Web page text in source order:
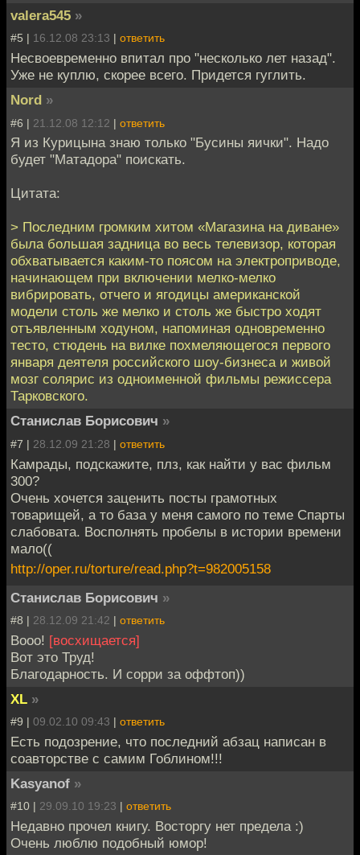
valera545 »
#5 | 16.12.08 23:13 | ответить
Несвоевременно впитал про "несколько лет назад".
Уже не куплю, скорее всего. Придется гуглить.
Nord »
#6 | 21.12.08 12:12 | ответить
Я из Курицына знаю только "Бусины яички". Надо
будет "Матадора" поискать.
Цитата:
> Последним громким хитом «Магазина на диване»
была большая задница во весь телевизор, которая
обхватывается каким-то поясом на электроприводе,
начинающем при включении мелко-мелко
вибрировать, отчего и ягодицы американской
модели столь же мелко и столь же быстро ходят
отъявленным ходуном, напоминая одновременно
тесто, стюдень на вилке похмеляющегося первого
января деятеля российского шоу-бизнеса и живой
мозг солярис из одноименной фильмы режиссера
Тарковского.
Станислав Борисович »
#7 | 28.12.09 21:28 | ответить
Камрады, подскажите, плз, как найти у вас фильм
300?
Очень хочется заценить посты грамотных
товарищей, а то база у меня самого по теме Спарты
слабовата. Восполнять пробелы в истории времени
мало((
http://oper.ru/torture/read.php?t=982005158
Станислав Борисович »
#8 | 28.12.09 21:42 | ответить
Вооо! [восхищается]
Вот это Труд!
Благодарность. И сорри за оффтоп))
XL »
#9 | 09.02.10 09:43 | ответить
Есть подозрение, что последний абзац написан в
соавторстве с самим Гоблином!!!
Kasyanof »
#10 | 29.09.10 19:23 | ответить
Недавно прочел книгу. Восторгу нет предела :)
Очень люблю подобный юмор!